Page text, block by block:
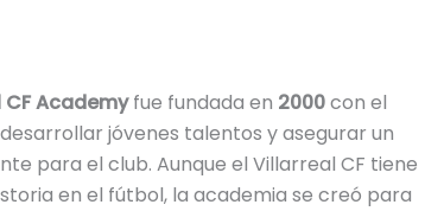
Academyfue fundada en 2000con el
jóvenes talentos y asegurar un
para el club. Aunque el Villarreal CF tiene
en el fútbol, la academia se creó para